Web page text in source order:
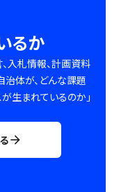
るか
入札情報、計画資料
治体が、どんな課題
生まれているのか」
arrow_forward